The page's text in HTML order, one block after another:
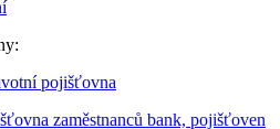
pojišťovna
zaměstnanců bank, pojišťoven